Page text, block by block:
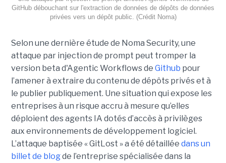
GitHub débouchant sur l'extraction de données de dépôts de données
privées vers un dépôt public. (Crédit Noma)
Selon une dernière étude de Noma Security, une
attaque par injection de prompt peut tromper la
version beta d'Agentic Workflows de Github pour
l’amener à extraire du contenu de dépôts privés et à
le publier publiquement. Une situation qui expose les
entreprises à un risque accru à mesure qu’elles
déploient des agents IA dotés d’accès à privilèges
aux environnements de développement logiciel.
L’attaque baptisée « GitLost » a été détaillée dans un
billet de blogde l’entreprise spécialisée dans la